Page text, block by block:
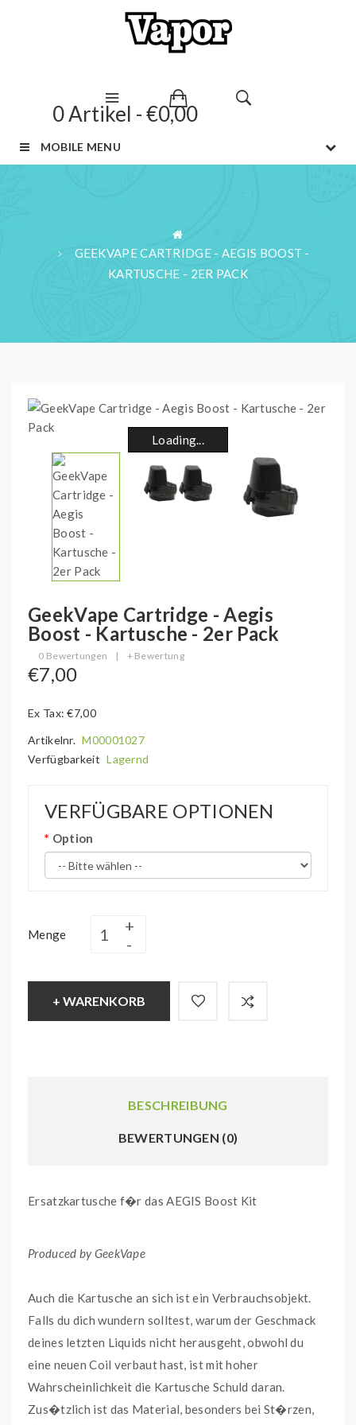
0 Artikel - €0,00
MOBILE MENU
GEEKVAPE CARTRIDGE - AEGIS BOOST -
KARTUSCHE - 2ER PACK
Loading...
Loading...
Loading...
Loading...
Loading...
Loading...
Loading...
Loading...
GeekVape Cartridge - Aegis
Boost - Kartusche - 2er Pack
0 Bewertungen | + Bewertung
€7,00
Ex Tax: €7,00
Artikelnr. M00001027
Verfügbarkeit Lagernd
VERFÜGBARE OPTIONEN
Option
Menge
+ WARENKORB
BESCHREIBUNG
BEWERTUNGEN (0)
Ersatzkartusche f�r das AEGIS Boost Kit
Produced by GeekVape
Auch die Kartusche an sich ist ein Verbrauchsobjekt.
Falls du dich wundern solltest, warum der Geschmack
deines letzten Liquids nicht herausgeht, obwohl du
eine neuen Coil verbaut hast, ist mit hoher
Wahrscheinlichkeit die Kartusche Schuld daran.
Zus�tzlich ist das Material, besonders bei St�rzen,